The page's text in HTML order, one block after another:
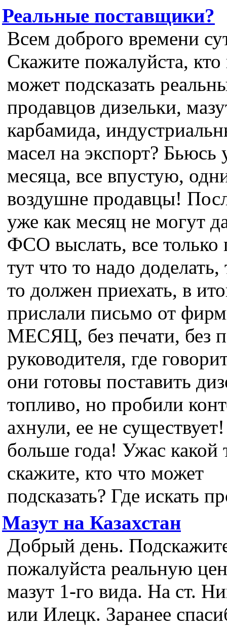
Реальные поставщики?
Всем доброго времени
Скажите пожалуйста, кто
может подсказать
продавцов дизельки,
карбамида,
масел на экспорт? Бьюсь
месяца, все впустую,
воздушне продавцы!
уже как месяц не могут
ФСО выслать, все только
тут что то надо доделать,
то должен приехать, в
прислали письмо от
МЕСЯЦ, без печати, без
руководителя, где
они готовы поставить
топливо, но пробили
ахнули, ее не
больше года! Ужас какой
скажите, кто что может
подсказать? Где искать
Мазут на Казахстан
Добрый день.
пожалуйста реальную
мазут 1-го вида. На ст.
или Илецк. Заранее